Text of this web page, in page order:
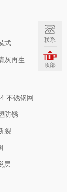
式
灰再生
不锈钢网
防锈
裂
层
联系
顶部